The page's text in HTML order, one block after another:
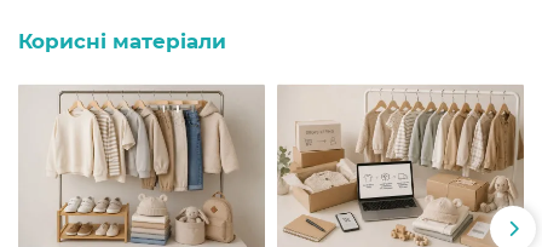
Корисні матеріали